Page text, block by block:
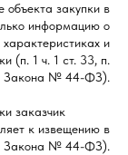
закупки в
информацию о
характеристиках и
(п. 1 ч. 1 ст. 33, п.
Закона № 44-ФЗ).
заказчик
к извещению в
Закона № 44-ФЗ).